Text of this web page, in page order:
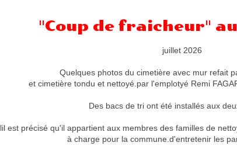
"Coup de fraicheur"
juillet 2026
Quelques photos du cimetière avec mur refait
et cimetière tondu et nettoyé.par l'emplotyé Remi
Des bacs de tri ont été installés aux
lil est précisé qu'il appartient aux membres des familles de
à charge pour la commune.d'entretenir les